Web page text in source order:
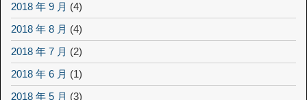
2018 年 9 月 (4)
2018 年 8 月 (4)
2018 年 7 月 (2)
2018 年 6 月 (1)
2018 年 5 月 (3)